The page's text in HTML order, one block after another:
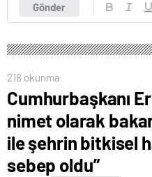
Gönder
218 okunma
Cumhurbaşkanı
nimet olarak
ile şehrin bitkisel
sebep oldu”